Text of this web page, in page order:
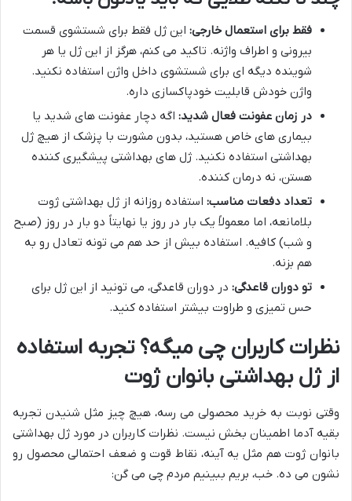
فقط برای استعمال خارجی: این ژل فقط برای شستشوی قسمت
بیرونی و اطراف واژنه. تاکید می کنم، هرگز از این ژل یا هر
شوینده دیگه ای برای شستشوی داخل واژن استفاده نکنید.
واژن خودش قابلیت خودپاکسازی داره.
در زمان عفونت فعال شدید: اگه دچار عفونت های شدید یا
بیماری های خاص هستید، بدون مشورت با پزشک از هیچ ژل
بهداشتی استفاده نکنید. ژل های بهداشتی پیشگیری کننده
هستن، نه درمان کننده.
تعداد دفعات مناسب: استفاده روزانه از ژل بهداشتی ژوت
بلامانعه، اما معمولاً یک بار در روز یا نهایتاً دو بار در روز (صبح
و شب) کافیه. استفاده بیش از حد هم می تونه تعادل رو به
هم بزنه.
تو دوران قاعدگی: در دوران قاعدگی، می تونید از این ژل برای
حس تمیزی و طراوت بیشتر استفاده کنید.
نظرات کاربران چی میگه؟ تجربه استفاده
از ژل بهداشتی بانوان ژوت
وقتی نوبت به خرید محصولی می رسه، هیچ چیز مثل شنیدن تجربه
بقیه آدما اطمینان بخش نیست. نظرات کاربران در مورد ژل بهداشتی
بانوان ژوت هم مثل یه آینه، نقاط قوت و ضعف احتمالی محصول رو
نشون می ده. خب، بریم ببینیم مردم چی می گن: